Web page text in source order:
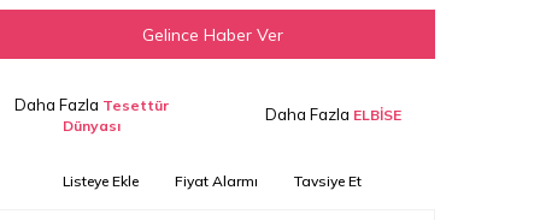
Gelince Haber Ver
Daha Fazla Tesettür
Dünyası
Daha Fazla ELBİSE
Listeye Ekle Fiyat Alarmı Tavsiye Et